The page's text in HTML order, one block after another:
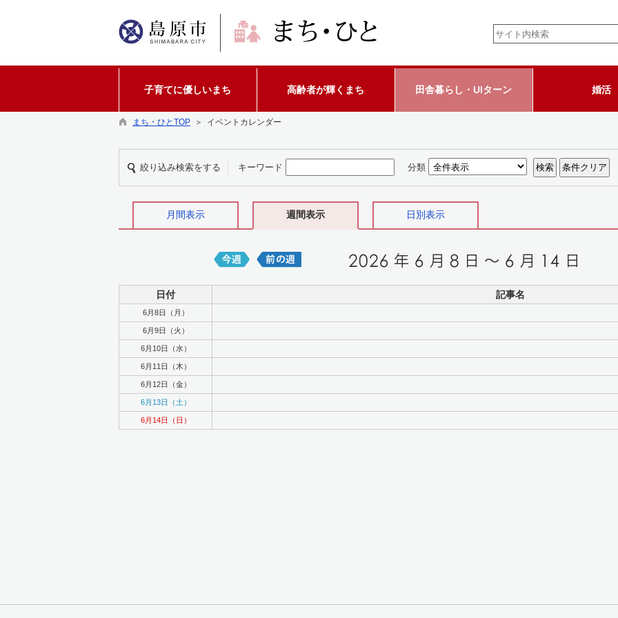
子育てに優しいまち 高齢者が輝くまち 田舎暮らし・UIターン 婚活
まち・ひとTOP ＞ イベントカレンダー
絞り込み検索をする キーワード 分類
月間表示 週間表示 日別表示
日付 記事名
6月8日（月）
6月9日（火）
6月10日（水）
6月11日（木）
6月12日（金）
6月13日（土）
6月14日（日）